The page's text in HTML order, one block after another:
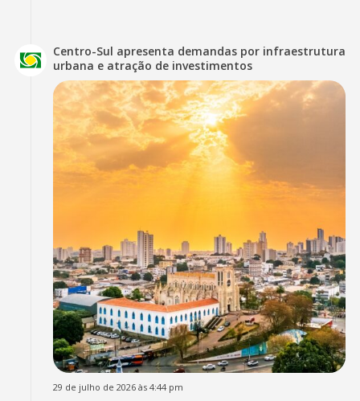
Centro-Sul apresenta demandas por infraestrutura
urbana e atração de investimentos
29 de julho de 2026 às 4:44 pm